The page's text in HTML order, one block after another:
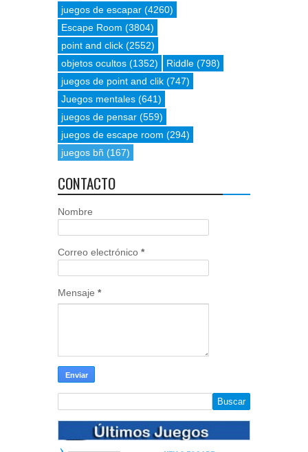
juegos de escapar (4260)
Escape Room (3804)
point and click (2552)
objetos ocultos (1352) Riddle (798)
juegos de point and clik (747)
Juegos mentales (641)
juegos de pensar (559)
juegos de escape room (294)
juegos bñ (167)
CONTACTO
Nombre
Correo electrónico *
Mensaje *